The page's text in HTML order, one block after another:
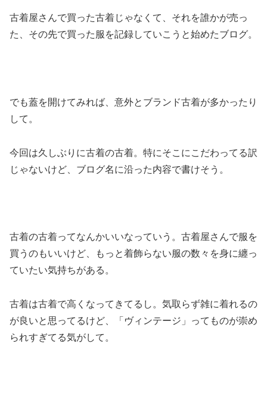
古着屋さんで買った古着じゃなくて、それを誰かが売っ
た、その先で買った服を記録していこうと始めたブログ。
でも蓋を開けてみれば、意外とブランド古着が多かったり
して。
今回は久しぶりに古着の古着。特にそこにこだわってる訳
じゃないけど、ブログ名に沿った内容で書けそう。
古着の古着ってなんかいいなっていう。古着屋さんで服を
買うのもいいけど、もっと着飾らない服の数々を身に纏っ
ていたい気持ちがある。
古着は古着で高くなってきてるし。気取らず雑に着れるの
が良いと思ってるけど、「ヴィンテージ」ってものが崇め
られすぎてる気がして。